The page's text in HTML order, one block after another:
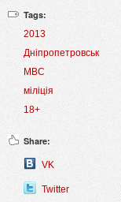
Tags:
2013
Дніпропетровськ
МВС
міліція
18+
Share:
VK
Twitter